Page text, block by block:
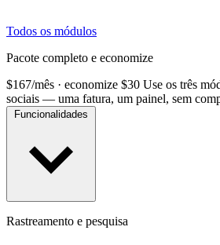
Todos os módulos
Pacote completo e economize
$167/mês · economize $30 Use os três
sociais — uma fatura, um painel, sem
Rastreamento e pesquisa